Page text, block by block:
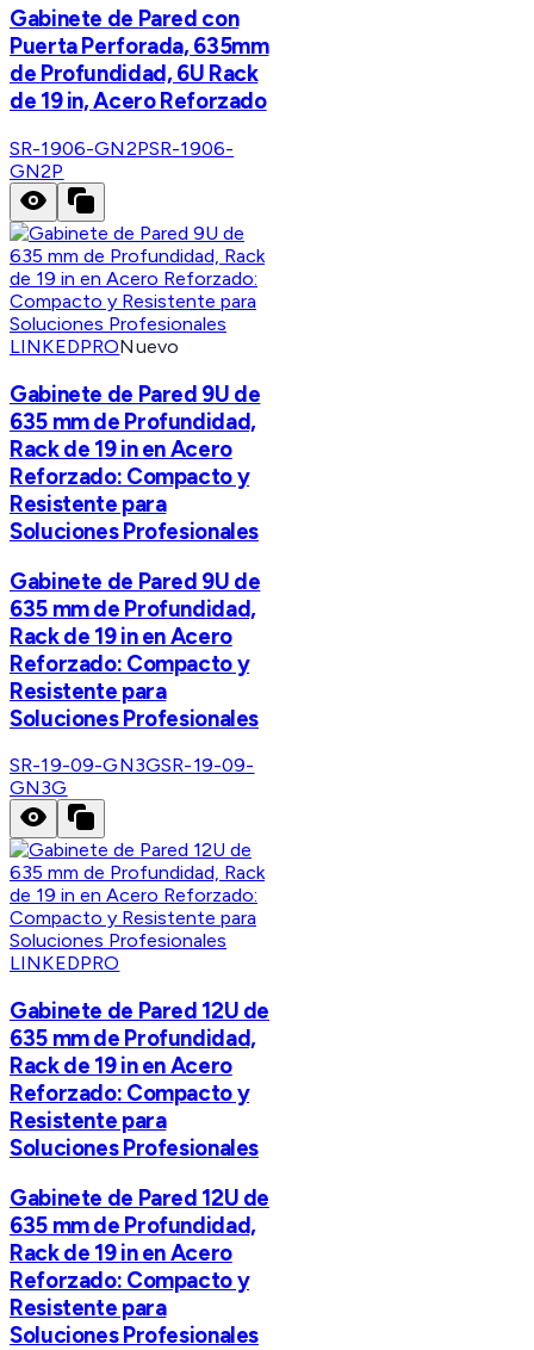
Gabinete de Pared con
Puerta Perforada, 635mm
de Profundidad, 6U Rack
de 19 in, Acero Reforzado
SR-1906-GN2PSR-1906-
GN2P
LINKEDPRONuevo
Gabinete de Pared 9U de
635 mm de Profundidad,
Rack de 19 in en Acero
Reforzado: Compacto y
Resistente para
Soluciones Profesionales
Gabinete de Pared 9U de
635 mm de Profundidad,
Rack de 19 in en Acero
Reforzado: Compacto y
Resistente para
Soluciones Profesionales
SR-19-09-GN3GSR-19-09-
GN3G
LINKEDPRO
Gabinete de Pared 12U de
635 mm de Profundidad,
Rack de 19 in en Acero
Reforzado: Compacto y
Resistente para
Soluciones Profesionales
Gabinete de Pared 12U de
635 mm de Profundidad,
Rack de 19 in en Acero
Reforzado: Compacto y
Resistente para
Soluciones Profesionales